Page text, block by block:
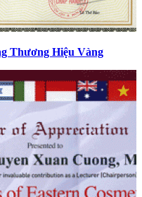
Thương Hiệu Vàng